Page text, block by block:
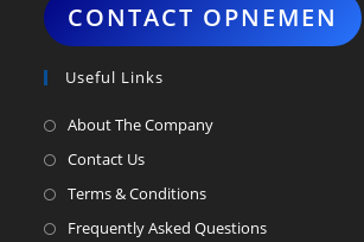
CONTACT OPNEMEN
Useful Links
About The Company
Contact Us
Terms & Conditions
Frequently Asked Questions